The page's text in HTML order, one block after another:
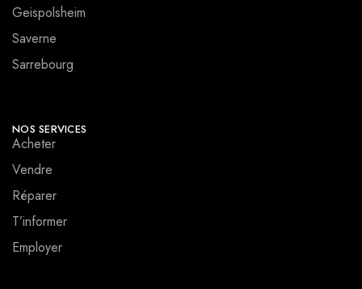
Geispolsheim
Saverne
Sarrebourg
NOS SERVICES
Acheter
Vendre
Réparer
T’informer
Employer